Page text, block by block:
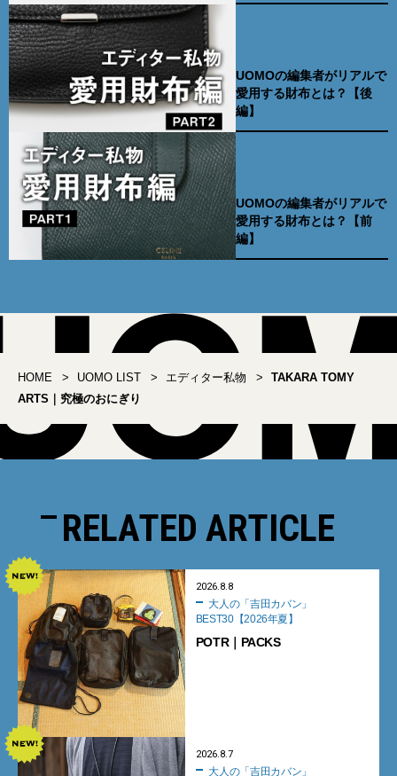
UOMOの編集者がリアルで
愛用する財布とは？【後
編】
UOMOの編集者がリアルで
愛用する財布とは？【前
編】
HOME UOMO LIST エディター私物
TAKARA TOMY
ARTS｜究極のおにぎり
RELATED ARTICLE
2026.8.8
BEST30【2026年夏】
POTR｜PACKS
2026.8.7